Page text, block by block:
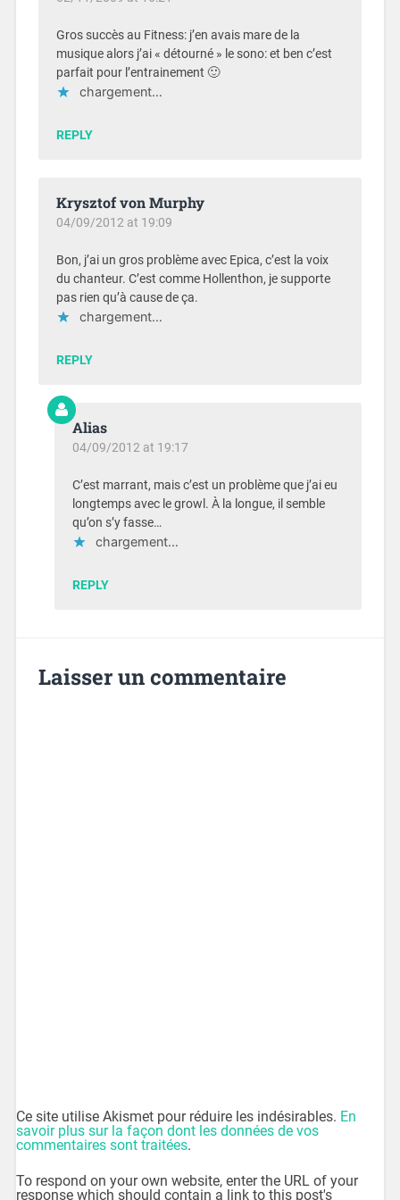
Gros succès au Fitness: j’en avais mare de la
musique alors j’ai « détourné » le sono: et ben c’est
parfait pour l’entrainement 🙂
chargement…
REPLY
Krysztof von Murphy
04/09/2012 at 19:09
Bon, j’ai un gros problème avec Epica, c’est la voix
du chanteur. C’est comme Hollenthon, je supporte
pas rien qu’à cause de ça.
chargement…
REPLY
Alias
04/09/2012 at 19:17
C’est marrant, mais c’est un problème que j’ai eu
longtemps avec le growl. À la longue, il semble
qu’on s’y fasse…
chargement…
REPLY
Laisser un commentaire
Ce site utilise Akismet pour réduire les indésirables. En
savoir plus sur la façon dont les données de vos
commentaires sont traitées.
To respond on your own website, enter the URL of your
response which should contain a link to this post's